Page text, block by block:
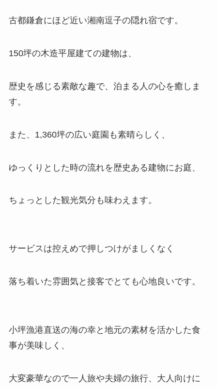
古都鎌倉にほど近い湘南逗子の隠れ宿です。
150坪の木造平屋建ての建物は、
歴史を感じる素敵な趣で、泊まる人の心を癒しま
す。
また、1,360坪の広い庭園も素晴らしく、
ゆっくりとした時の流れを歴史ある建物にお庭、
ちょっとした観光気分も味わえます。
サービスは控えめで押しつけがましくなく
落ち着いた雰囲気と接客でとても心地良いです。
小坪漁港直送の海の幸と地元の素材を活かした食
事が美味しく、
大変豪華なので一人旅や夫婦の旅行、大人向けに